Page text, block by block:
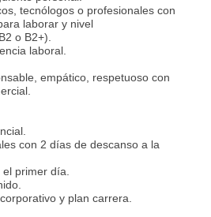
tecnólogos o profesionales con
laborar y nivel
o B2+).
laboral.
empático, respetuoso con
con 2 días de descanso a la
primer día.
y plan carrera.